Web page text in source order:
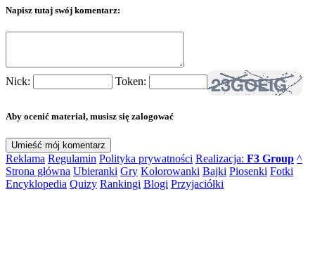
Napisz tutaj swój komentarz:
Nick: Token:
Aby ocenić materiał, musisz się zalogować
Reklama Regulamin Polityka prywatności Realizacja: F3 Group ^
Strona główna Ubieranki Gry Kolorowanki Bajki Piosenki Fotki
Encyklopedia Quizy Rankingi Blogi Przyjaciółki